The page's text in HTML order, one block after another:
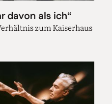
davon als ich“
zum Kaiserhaus